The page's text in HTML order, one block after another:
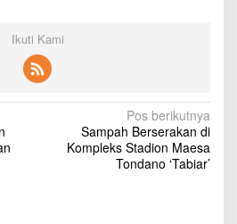
Ikuti Kami
Pos berikutnya
Sampah Berserakan di
Kompleks Stadion Maesa
Tondano ‘Tabiar’